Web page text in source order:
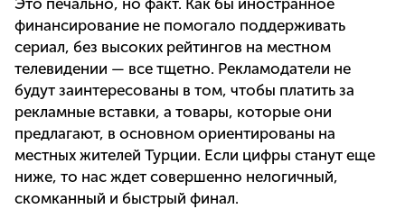
Это печально, но факт. Как бы иностранное
финансирование не помогало поддерживать
сериал, без высоких рейтингов на местном
телевидении — все тщетно. Рекламодатели не
будут заинтересованы в том, чтобы платить за
рекламные вставки, а товары, которые они
предлагают, в основном ориентированы на
местных жителей Турции. Если цифры станут еще
ниже, то нас ждет совершенно нелогичный,
скомканный и быстрый финал.